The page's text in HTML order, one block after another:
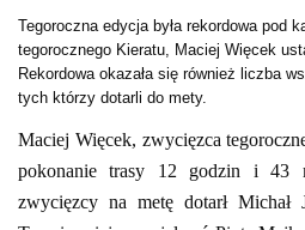
Tegoroczna edycja była rekordowa pod
tegorocznego Kieratu, Maciej Więcek
Rekordowa okazała się również liczba
tych którzy dotarli do mety.
Maciej Więcek, zwycięzca
pokonanie trasy 12 godzin i 43
zwycięzcy na metę dotarł Michał